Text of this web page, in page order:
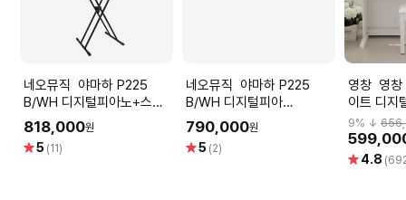
네오뮤직 야마하 P225
B/WH 디지털피아노+스탠
드 /YAMAHA Piano
818,000원
별5 (11)
네오뮤직 야마하 P225
B/WH 디지털피아
노/YAMAHA Digital Piano
790,000원
별5 (2)
영창 영창 커즈와일 KT1 화
이트 디지
노 해머건
9% ↓
별 4.8